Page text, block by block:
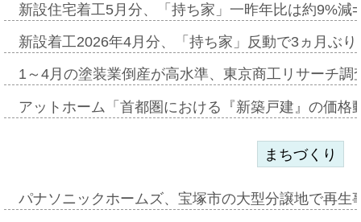
新設住宅着工5月分、「持ち家」一昨年比は約9%
新設着工2026年4月分、「持ち家」反動で3ヵ月ぶ
1～4月の塗装業倒産が高水準、東京商工リサーチ
アットホーム「首都圏における『新築戸建』の価
まちづくり
パナソニックホームズ、宝塚市の大型分譲地で再